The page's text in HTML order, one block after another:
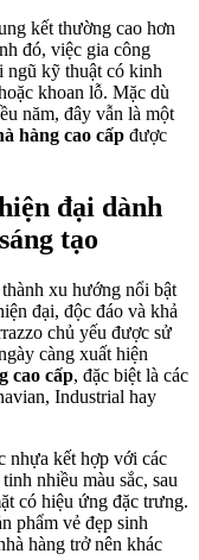
kết thường cao hơn
đó, việc gia công
ngũ kỹ thuật có kinh
khoan lỗ. Mặc dù
năm, đây vẫn là một
hàng cao cấp được
đại dành
tạo
xu hướng nổi bật
đại, độc đáo và khả
chủ yếu được sử
càng xuất hiện
cao cấp, đặc biệt là các
Industrial hay
nhựa kết hợp với các
nhiều màu sắc, sau
có hiệu ứng đặc trưng.
phẩm vẻ đẹp sinh
hàng trở nên khác